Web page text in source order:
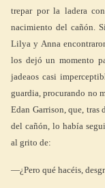
trepar por la ladera
nacimiento del cañón.
Lilya y Anna
los dejó un momento
jadeaos casi
guardia, procurando no
Edan Garrison, que, tras
del cañón, lo había
al grito de:
—¿Pero qué hacéis,